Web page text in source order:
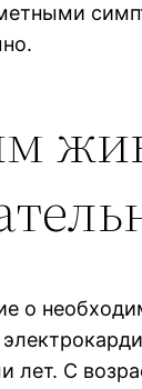
о
лет. С